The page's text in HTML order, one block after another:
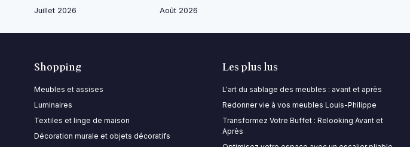
Juillet 2026
Août 2026
Shopping
Meubles et assises
Luminaires
Textiles et linge de maison
Décoration murale et objets décoratifs
Les plus lus
L'art du sablage des meubles : avant et après
Redonner vie à vos meubles Louis-Philippe
Transformez Votre Buffet : Relooking Avant et
Après